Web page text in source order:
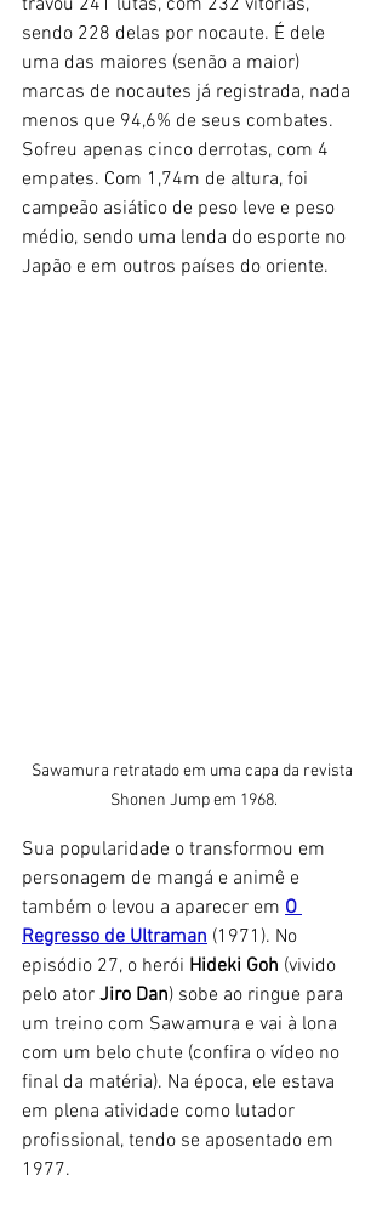
travou 241 lutas, com 232 vitórias,
sendo 228 delas por nocaute. É dele
uma das maiores (senão a maior)
marcas de nocautes já registrada, nada
menos que 94,6% de seus combates.
Sofreu apenas cinco derrotas, com 4
empates. Com 1,74m de altura, foi
campeão asiático de peso leve e peso
médio, sendo uma lenda do esporte no
Japão e em outros países do oriente.
Sawamura retratado em uma capa da revista
Shonen Jump em 1968.
Sua popularidade o transformou em
personagem de mangá e animê e
também o levou a aparecer em O
Regresso de Ultraman (1971). No
episódio 27, o herói Hideki Goh (vivido
pelo ator Jiro Dan) sobe ao ringue para
um treino com Sawamura e vai à lona
com um belo chute (confira o vídeo no
final da matéria). Na época, ele estava
em plena atividade como lutador
profissional, tendo se aposentado em
1977.